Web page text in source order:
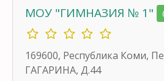
МОУ "ГИМНАЗИЯ № 1"
169600, Республика Коми,
ГАГАРИНА, Д.44